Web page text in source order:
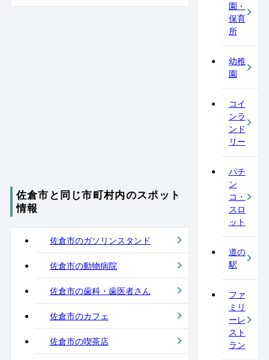
佐倉市と同じ市町村内のスポット
情報
佐倉市のガソリンスタンド
佐倉市の動物病院
佐倉市の歯科・歯医者さん
佐倉市のカフェ
佐倉市の喫茶店
園・
保育
所
幼稚
園
コイ
ンラ
ンド
リー
パチ
ン
コ・
スロ
ット
道の
駅
ファ
ミリ
ーレ
スト
ラン